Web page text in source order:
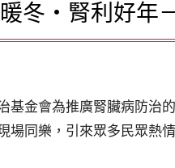
冬‧腎利好年
基金會為推廣腎臟病防治
場同樂，引來眾多民眾熱情